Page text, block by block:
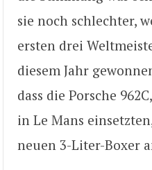
sie noch schlechter,
ersten drei
diesem Jahr
dass die Porsche
in Le Mans
neuen 3-Liter-Boxer